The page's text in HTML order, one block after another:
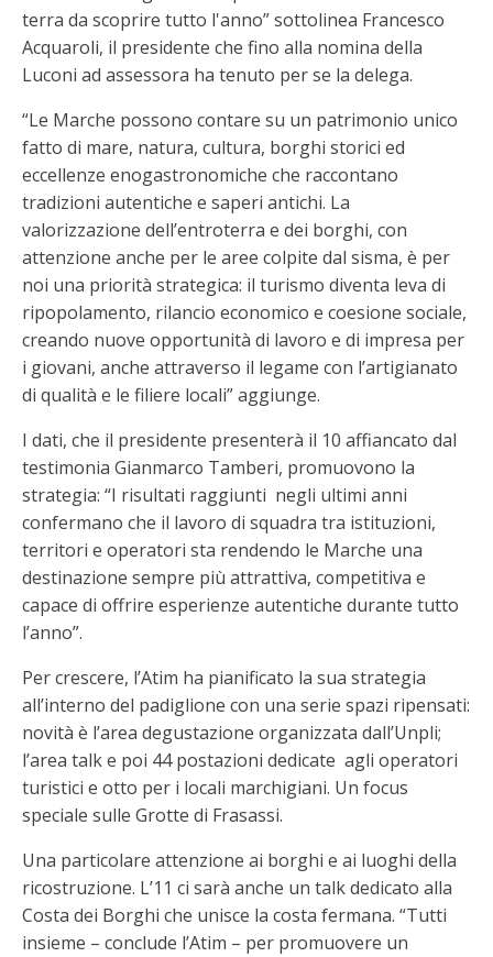
terra da scoprire tutto l'anno” sottolinea Francesco
Acquaroli, il presidente che fino alla nomina della
Luconi ad assessora ha tenuto per se la delega.
“Le Marche possono contare su un patrimonio unico
fatto di mare, natura, cultura, borghi storici ed
eccellenze enogastronomiche che raccontano
tradizioni autentiche e saperi antichi. La
valorizzazione dell’entroterra e dei borghi, con
attenzione anche per le aree colpite dal sisma, è per
noi una priorità strategica: il turismo diventa leva di
ripopolamento, rilancio economico e coesione sociale,
creando nuove opportunità di lavoro e di impresa per
i giovani, anche attraverso il legame con l’artigianato
di qualità e le filiere locali” aggiunge.
I dati, che il presidente presenterà il 10 affiancato dal
testimonia Gianmarco Tamberi, promuovono la
strategia: “I risultati raggiunti negli ultimi anni
confermano che il lavoro di squadra tra istituzioni,
territori e operatori sta rendendo le Marche una
destinazione sempre più attrattiva, competitiva e
capace di offrire esperienze autentiche durante tutto
l’anno”.
Per crescere, l’Atim ha pianificato la sua strategia
all’interno del padiglione con una serie spazi ripensati:
novità è l’area degustazione organizzata dall’Unpli;
l’area talk e poi 44 postazioni dedicate agli operatori
turistici e otto per i locali marchigiani. Un focus
speciale sulle Grotte di Frasassi.
Una particolare attenzione ai borghi e ai luoghi della
ricostruzione. L’11 ci sarà anche un talk dedicato alla
Costa dei Borghi che unisce la costa fermana. “Tutti
insieme – conclude l’Atim – per promuovere un